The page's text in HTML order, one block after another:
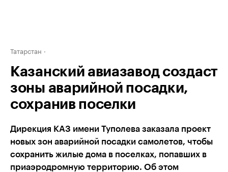
Татарстан
Казанский авиазавод создаст
зоны аварийной посадки,
сохранив поселки
Дирекция КАЗ имени Туполева заказала проект
новых зон аварийной посадки самолетов, чтобы
сохранить жилые дома в поселках, попавших в
приаэродромную территорию. Об этом